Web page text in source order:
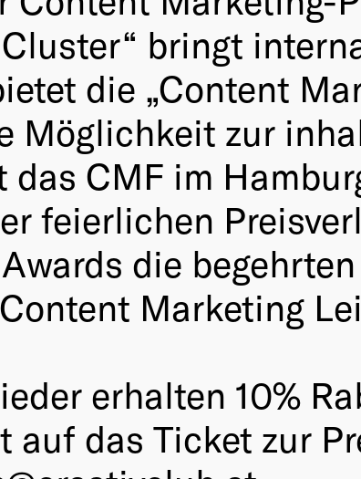
bringt
die „Content
Möglichkeit zur
das CMF im
feierlichen
die
Marketing
erhalten 10%
auf das Ticket zur